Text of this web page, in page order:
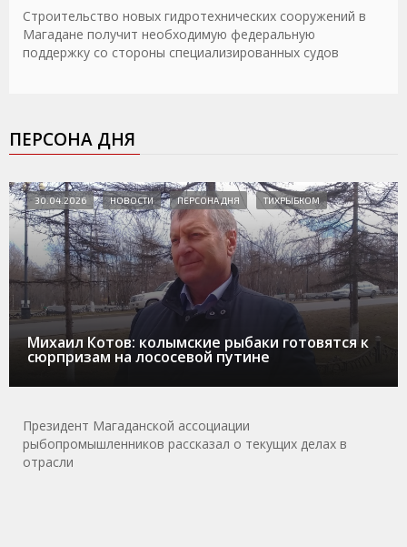
Строительство новых гидротехнических сооружений в
Магадане получит необходимую федеральную
поддержку со стороны специализированных судов
ПЕРСОНА ДНЯ
Михаил Котов: колымские рыбаки готовятся к
сюрпризам на лососевой путине
30.04.2026 НОВОСТИ ПЕРСОНА ДНЯ ТИХРЫБКОМ
Президент Магаданской ассоциации
рыбопромышленников рассказал о текущих делах в
отрасли